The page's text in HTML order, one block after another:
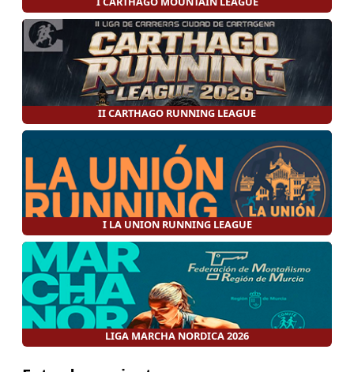
II CARTHAGO RUNNING LEAGUE
I LA UNION RUNNING LEAGUE
LIGA MARCHA NORDICA 2026